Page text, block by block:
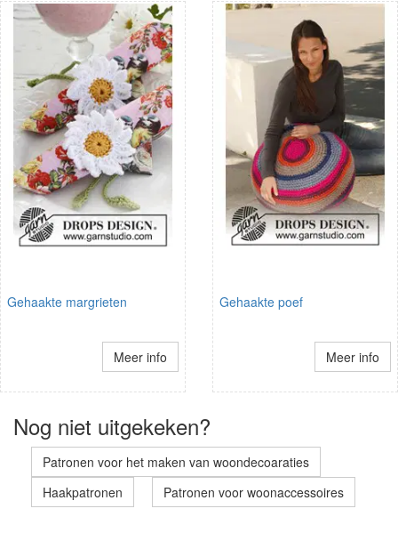
Gehaakte margrieten
Meer info
Gehaakte poef
Meer info
Nog niet uitgekeken?
Patronen voor het maken van woondecoaraties
Haakpatronen
Patronen voor woonaccessoires